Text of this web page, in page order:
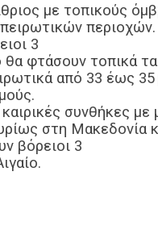
με τοπικούς
περιοχών.
3
θα φτάσουν τοπικά
από 33 έως
συνθήκες με
στη Μακεδονία
βόρειοι 3